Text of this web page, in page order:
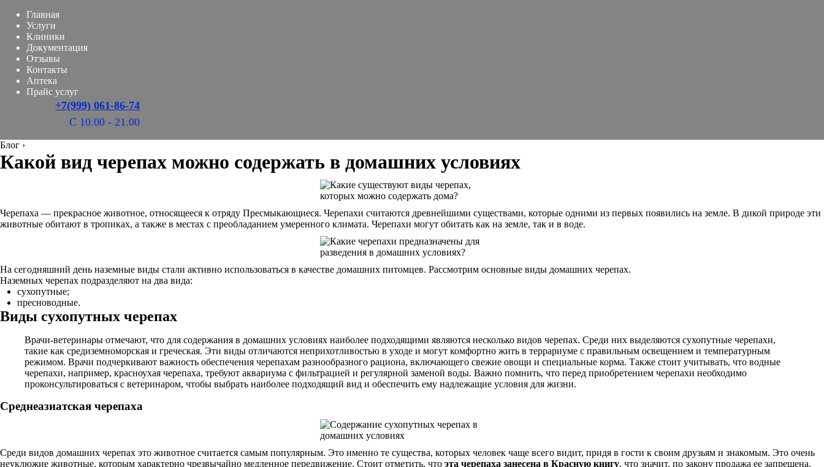
Главная
Услуги
Клиники
Документация
Отзывы
Контакты
Аптека
Прайс услуг
+7(999) 061-86-74
С 10.00 - 21.00
Блог ›
Какой вид черепах можно содержать в домашних условиях
Черепаха — прекрасное животное, относящееся к отряду Пресмыкающиеся. Черепахи считаются древнейшими существами, которые одними из первых появились на земле. В дикой природе эти
животные обитают в тропиках, а также в местах с преобладанием умеренного климата. Черепахи могут обитать как на земле, так и в воде.
На сегодняшний день наземные виды стали активно использоваться в качестве домашних питомцев. Рассмотрим основные виды домашних черепах.
Наземных черепах подразделяют на два вида:
сухопутные;
пресноводные.
Виды сухопутных черепах
Врачи-ветеринары отмечают, что для содержания в домашних условиях наиболее подходящими являются несколько видов черепах. Среди них выделяются сухопутные черепахи,
такие как средиземноморская и греческая. Эти виды отличаются неприхотливостью в уходе и могут комфортно жить в террариуме с правильным освещением и температурным
режимом. Врачи подчеркивают важность обеспечения черепахам разнообразного рациона, включающего свежие овощи и специальные корма. Также стоит учитывать, что водные
черепахи, например, красноухая черепаха, требуют аквариума с фильтрацией и регулярной заменой воды. Важно помнить, что перед приобретением черепахи необходимо
проконсультироваться с ветеринаром, чтобы выбрать наиболее подходящий вид и обеспечить ему надлежащие условия для жизни.
Среднеазиатская черепаха
Среди видов домашних черепах это животное считается самым популярным. Это именно те существа, которых человек чаще всего видит, придя в гости к своим друзьям и знакомым. Это очень
неуклюжие животные, которым характерно чрезвычайно медленное передвижение. Стоит отметить, что эта черепаха занесена в Красную книгу, что значит, по закону продажа ее запрещена.